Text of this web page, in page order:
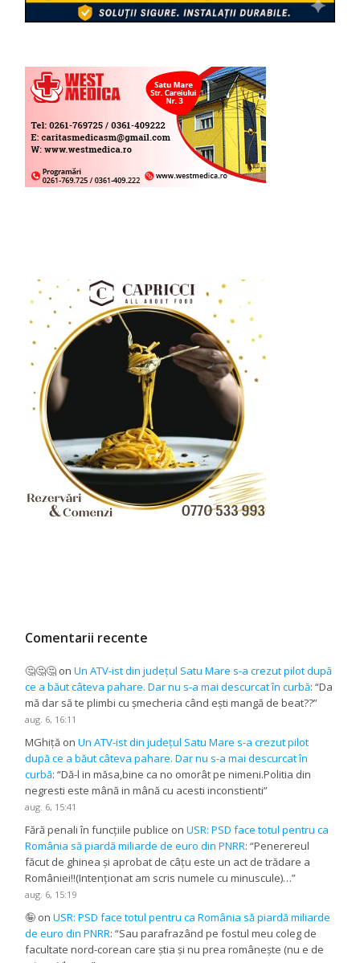
Comentarii recente
🤔🤔🤔 onUn ATV-ist din județul Satu Mare s-a crezut pilot după
ce a băut câteva pahare. Dar nu s-a mai descurcat în curbă: “Da
mă dar să te plimbi cu șmecheria când ești mangă de beat??”
aug. 6, 16:11
MGhiță onUn ATV-ist din județul Satu Mare s-a crezut pilot
după ce a băut câteva pahare. Dar nu s-a mai descurcat în
curbă: “Dă-l in măsa,bine ca no omorât pe nimeni.Politia din
negresti este mână in mână cu acesti inconstienti”
aug. 6, 15:41
Fără penali în funcțiile publice onUSR: PSD face totul pentru ca
România să piardă miliarde de euro din PNRR: “Penerereul
făcut de ghinea și aprobat de câțu este un act de trădare a
României!!(Intenționat am scris numele cu minuscule)…”
aug. 6, 15:19
🤪 onUSR: PSD face totul pentru ca România să piardă miliarde
de euro din PNRR: “Sau parafrazând pe fostul meu coleg de
facultate nord-corean care știa și nu prea românește (nu e de